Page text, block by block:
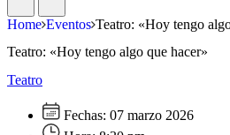
Home Eventos Teatro: «Hoy tengo
Teatro: «Hoy tengo algo que hacer»
Teatro
Fechas: 07 marzo 2026